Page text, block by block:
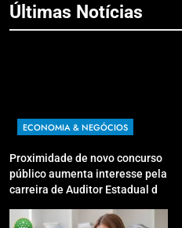
Últimas Notícias
ECONOMIA & NEGÓCIOS
Proximidade de novo concurso
público aumenta interesse pela
carreira de Auditor Estadual de
Youtube irá sanar dúvidas